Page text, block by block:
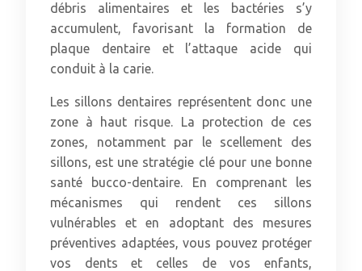
débris alimentaires et les bactéries s’y
accumulent, favorisant la formation de
plaque dentaire et l’attaque acide qui
conduit à la carie.
Les sillons dentaires représentent donc une
zone à haut risque. La protection de ces
zones, notamment par le scellement des
sillons, est une stratégie clé pour une bonne
santé bucco-dentaire. En comprenant les
mécanismes qui rendent ces sillons
vulnérables et en adoptant des mesures
préventives adaptées, vous pouvez protéger
vos dents et celles de vos enfants,